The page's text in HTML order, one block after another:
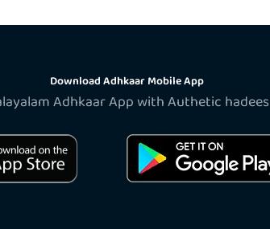
Download Adhkaar Mobile App
Adhkaar App with Authetic hadees